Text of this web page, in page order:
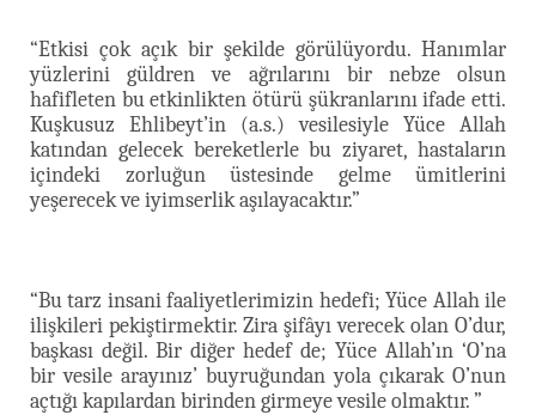
“Etkisi çok açık bir şekilde görülüyordu. Hanımlar
yüzlerini güldren ve ağrılarını bir nebze olsun
hafifleten bu etkinlikten ötürü şükranlarını ifade etti.
Kuşkusuz Ehlibeyt’in (a.s.) vesilesiyle Yüce Allah
katından gelecek bereketlerle bu ziyaret, hastaların
içindeki zorluğun üstesinde gelme ümitlerini
yeşerecek ve iyimserlik aşılayacaktır.”
“Bu tarz insani faaliyetlerimizin hedefi; Yüce Allah ile
ilişkileri pekiştirmektir. Zira şifâyı verecek olan O’dur,
başkası değil. Bir diğer hedef de; Yüce Allah’ın ‘O’na
bir vesile arayınız’ buyruğundan yola çıkarak O’nun
açtığı kapılardan birinden girmeye vesile olmaktır. ”